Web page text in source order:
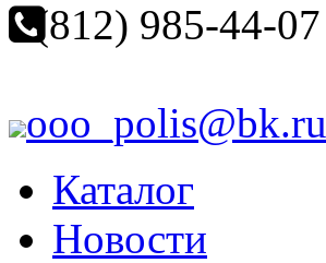
(812) 985-44-07
ooo_polis@bk.ru
Каталог
Новости